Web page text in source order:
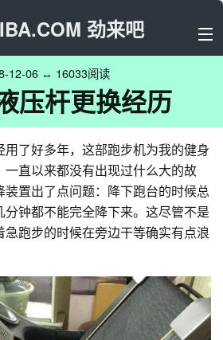
劲来吧
12-06 ↔ 16033阅读
压杆更换经历
了好多年，这部跑步机为我的健身
一直以来都没有出现过什么大的故
置出了点问题：降下跑台的时候总
钟都不能完全降下来。这尽管不是
跑步的时候在旁边干等确实有点浪